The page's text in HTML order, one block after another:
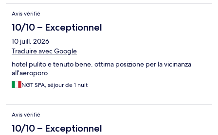
Avis vérifié
10/10 – Exceptionnel
10 juill. 2026
Traduire avec Google
hotel pulito e tenuto bene. ottima posizione per la vicinanza
all’aeroporo
NGT SPA, séjour de 1 nuit
Avis vérifié
10/10 – Exceptionnel